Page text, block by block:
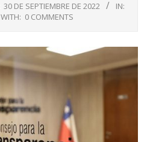
30 DE SEPTIEMBRE DE 2022
IN:
WITH: 0 COMMENTS